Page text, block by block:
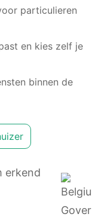
particulieren
en kies zelf je
binnen de
erkend